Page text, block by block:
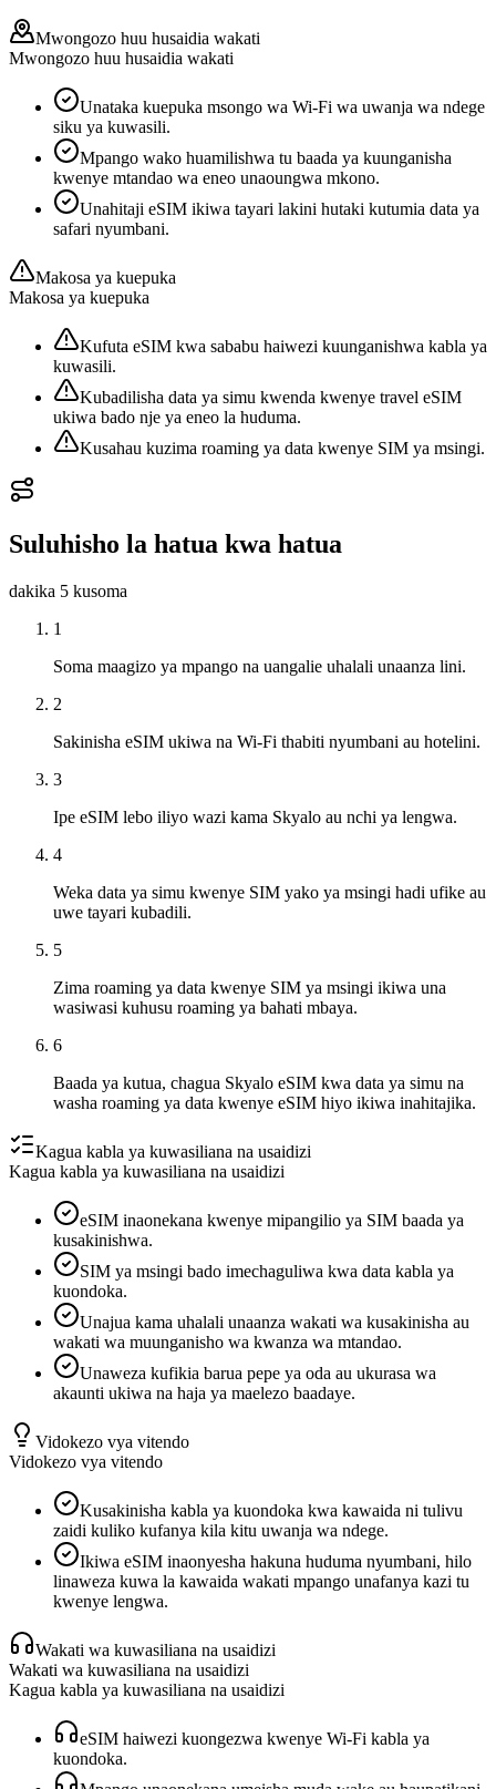
Mwongozo huu husaidia wakati
Mwongozo huu husaidia wakati
Unataka kuepuka msongo wa Wi-Fi wa uwanja wa ndege
siku ya kuwasili.
Mpango wako huamilishwa tu baada ya kuunganisha
kwenye mtandao wa eneo unaoungwa mkono.
Unahitaji eSIM ikiwa tayari lakini hutaki kutumia data ya
safari nyumbani.
Makosa ya kuepuka
Makosa ya kuepuka
Kufuta eSIM kwa sababu haiwezi kuunganishwa kabla ya
kuwasili.
Kubadilisha data ya simu kwenda kwenye travel eSIM
ukiwa bado nje ya eneo la huduma.
Kusahau kuzima roaming ya data kwenye SIM ya msingi.
Suluhisho la hatua kwa hatua
dakika 5 kusoma
1
Soma maagizo ya mpango na uangalie uhalali unaanza lini.
2
Sakinisha eSIM ukiwa na Wi-Fi thabiti nyumbani au hotelini.
3
Ipe eSIM lebo iliyo wazi kama Skyalo au nchi ya lengwa.
4
Weka data ya simu kwenye SIM yako ya msingi hadi ufike au
uwe tayari kubadili.
5
Zima roaming ya data kwenye SIM ya msingi ikiwa una
wasiwasi kuhusu roaming ya bahati mbaya.
6
Baada ya kutua, chagua Skyalo eSIM kwa data ya simu na
washa roaming ya data kwenye eSIM hiyo ikiwa inahitajika.
Kagua kabla ya kuwasiliana na usaidizi
Kagua kabla ya kuwasiliana na usaidizi
eSIM inaonekana kwenye mipangilio ya SIM baada ya
kusakinishwa.
SIM ya msingi bado imechaguliwa kwa data kabla ya
kuondoka.
Unajua kama uhalali unaanza wakati wa kusakinisha au
wakati wa muunganisho wa kwanza wa mtandao.
Unaweza kufikia barua pepe ya oda au ukurasa wa
akaunti ukiwa na haja ya maelezo baadaye.
Vidokezo vya vitendo
Vidokezo vya vitendo
Kusakinisha kabla ya kuondoka kwa kawaida ni tulivu
zaidi kuliko kufanya kila kitu uwanja wa ndege.
Ikiwa eSIM inaonyesha hakuna huduma nyumbani, hilo
linaweza kuwa la kawaida wakati mpango unafanya kazi tu
kwenye lengwa.
Wakati wa kuwasiliana na usaidizi
Wakati wa kuwasiliana na usaidizi
Kagua kabla ya kuwasiliana na usaidizi
eSIM haiwezi kuongezwa kwenye Wi-Fi kabla ya
kuondoka.